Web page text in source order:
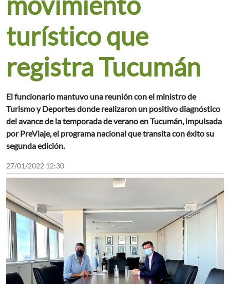
turístico que
registra Tucumán
El funcionario mantuvo una reunión con el ministro de
Turismo y Deportes donde realizaron un positivo diagnóstico
del avance de la temporada de verano en Tucumán, impulsada
por PreViaje, el programa nacional que transita con éxito su
segunda edición.
27/01/2022 12:30